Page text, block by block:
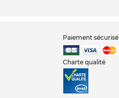
Paiement sécurisé
Charte qualité